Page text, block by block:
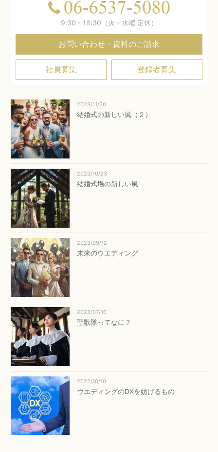
9:30 - 18:30（火・水曜 定休）
お問い合わせ・資料のご請求
社員募集 登録者募集
2023/11/20
結婚式の新しい風（２）
2023/10/23
結婚式場の新しい風
2023/09/12
未来のウエディング
2023/07/16
聖歌隊ってなに？
2022/10/10
ウエディングのDXを妨げるもの